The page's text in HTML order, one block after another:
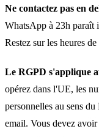
Ne contactez pas en
WhatsApp à 23h paraît
Restez sur les heures
Le RGPD s'applique
opérez dans l'UE, les
personnelles au sens
email. Vous devez